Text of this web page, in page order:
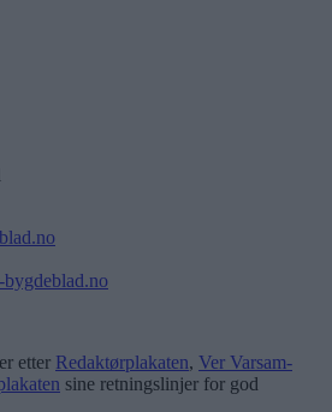
etter Redaktørplakaten, Ver Varsam-
sine retningslinjer for god